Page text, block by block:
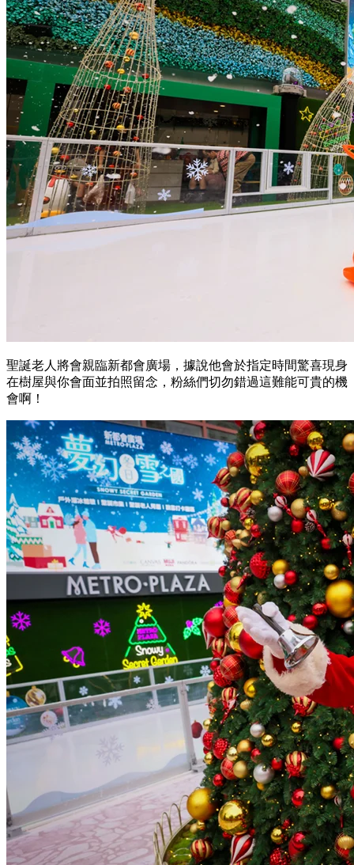
聖誕老人將會親臨新都會廣場，據說他會於指定時間驚喜現身
在樹屋與你會面並拍照留念，粉絲們切勿錯過這難能可貴的機
會啊！